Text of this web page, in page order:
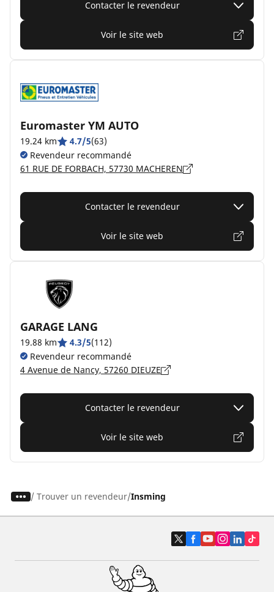
Contacter le revendeur
Voir le site web
Euromaster YM AUTO
19.24 km 4.7/5(63)
Revendeur recommandé
61 RUE DE FORBACH, 57730 MACHEREN
Contacter le revendeur
Voir le site web
GARAGE LANG
19.88 km 4.3/5(112)
Revendeur recommandé
4 Avenue de Nancy, 57260 DIEUZE
Contacter le revendeur
Voir le site web
/ Trouver un revendeur Insming